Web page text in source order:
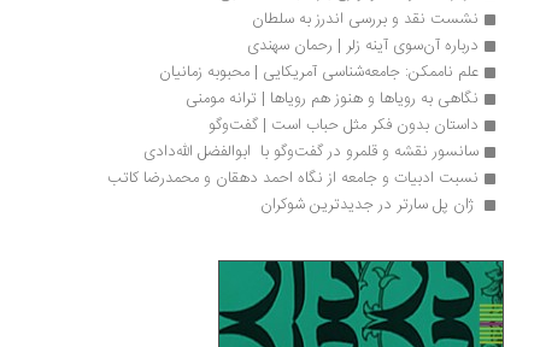
نشست نقد و بررسی اندرز به سلطان
درباره‌ آن‌سوی آینه زلر | رحمان سهندی
علم ناممکن: جامعه‌شناسی آمریکایی | محبوبه زمانیان
نگاهی به رویاها و هنوز هم رویاها | ترانه مومنی
داستان بدون فکر مثل حباب است | گفت‌وگو
سانسور نقشه و قلمرو در گفت‌وگو با  ابوالفضل الله‌دادی
نسبت ادبیات و جامعه از نگاه احمد دهقان و محمدرضا کاتب
ژان پل سارتر در جدیدترین شوکران